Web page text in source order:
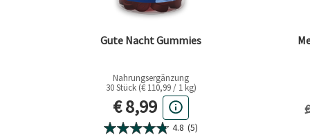
Gute Nacht Gummies
Nahrungsergänzung
30 Stück (€ 110,99 / 1 kg)
Aktueller Preis
€ 8,99
4.8 (5)